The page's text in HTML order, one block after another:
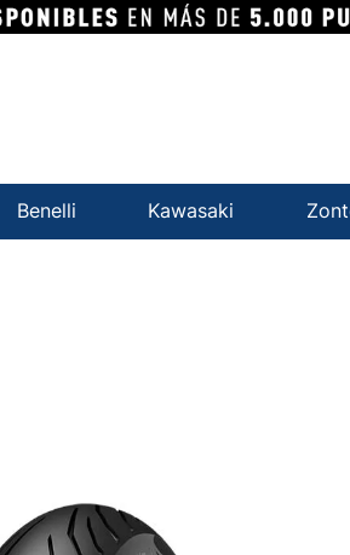
Benelli Kawasaki